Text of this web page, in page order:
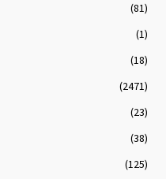
(81)
(1)
(18)
(2471)
(23)
(38)
(125)